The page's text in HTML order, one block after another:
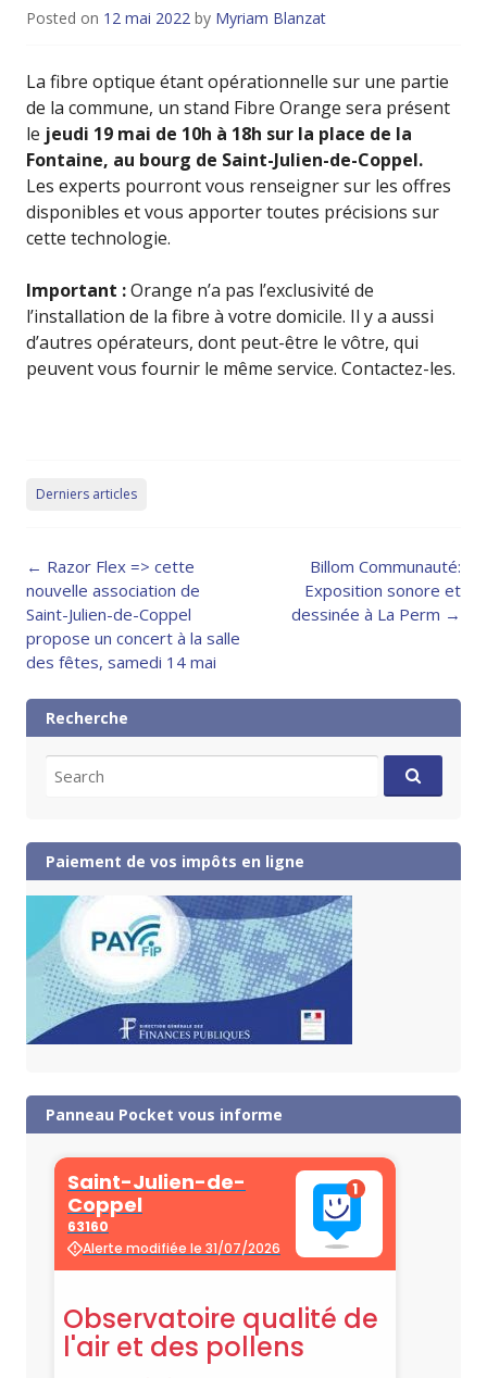
Posted on 12 mai 2022 by Myriam Blanzat
La fibre optique étant opérationnelle sur une partie
de la commune, un stand Fibre Orange sera présent
le jeudi 19 mai de 10h à 18h sur la place de la
Fontaine, au bourg de Saint-Julien-de-Coppel.
Les experts pourront vous renseigner sur les offres
disponibles et vous apporter toutes précisions sur
cette technologie.
Important :Orange n’a pas l’exclusivité de
l’installation de la fibre à votre domicile. Il y a aussi
d’autres opérateurs, dont peut-être le vôtre, qui
peuvent vous fournir le même service. Contactez-les.
Derniers articles
Post
navigation
← Razor Flex => cette
nouvelle association de
Saint-Julien-de-Coppel
propose un concert à la salle
des fêtes, samedi 14 mai
Billom Communauté:
Exposition sonore et
dessinée à La Perm →
Recherche
for:
Paiement de vos impôts en ligne
Panneau Pocket vous informe